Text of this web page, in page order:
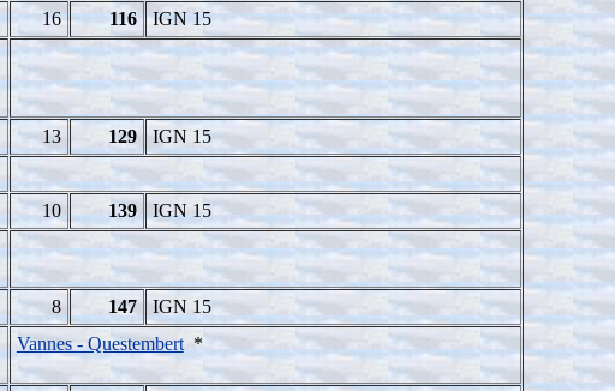
16 116
IGN 15
13 129
IGN 15
10 139
IGN 15
8 147
IGN 15
Vannes - Questembert*